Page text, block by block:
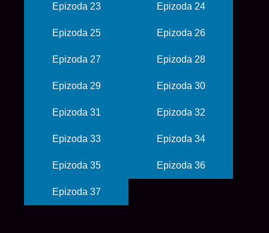
Epizoda 23 Epizoda 24
Epizoda 25 Epizoda 26
Epizoda 27 Epizoda 28
Epizoda 29 Epizoda 30
Epizoda 31 Epizoda 32
Epizoda 33 Epizoda 34
Epizoda 35 Epizoda 36
Epizoda 37